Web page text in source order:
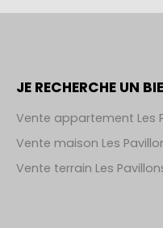
JE RECHERCHE UN
Vente appartement Les
Vente maison Les
Vente terrain Les